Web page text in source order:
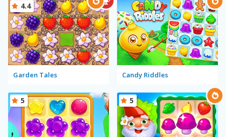
Garden Tales
4.4
Candy Riddles
5 5